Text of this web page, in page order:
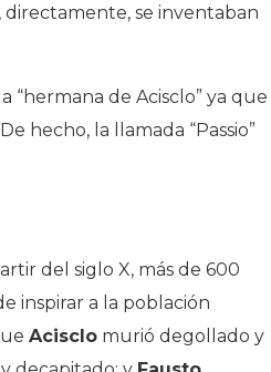
directamente, se inventaban
“hermana de Acisclo” ya que
hecho, la llamada “Passio”
del siglo X, más de 600
inspirar a la población
Acisclo murió degollado y